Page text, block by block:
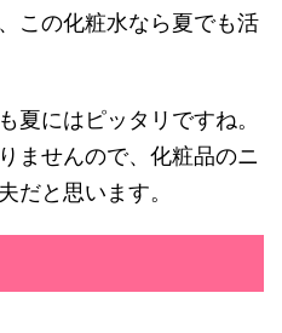
この化粧水なら夏でも活
夏にはピッタリですね。
ませんので、化粧品のニ
だと思います。